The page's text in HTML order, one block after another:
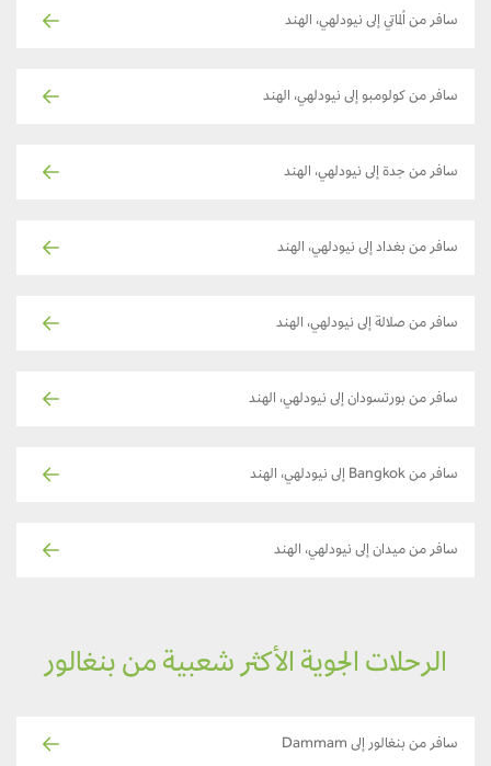
سافر من ألماتي إلى نيودلهي، الهند
سافر من كولومبو إلى نيودلهي، الهند
سافر من جدة إلى نيودلهي، الهند
سافر من بغداد إلى نيودلهي، الهند
سافر من صلالة إلى نيودلهي، الهند
سافر من بورتسودان إلى نيودلهي، الهند
سافر من Bangkok إلى نيودلهي، الهند
سافر من ميدان إلى نيودلهي، الهند
الرحلات الجوية الأكثر شعبية من بنغالور
سافر من بنغالور إلى Dammam